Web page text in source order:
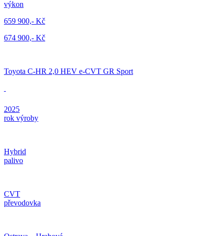
výkon
659 900,- Kč
674 900,- Kč
Toyota C-HR 2,0 HEV e-CVT GR Sport
2025
rok výroby
Hybrid
palivo
CVT
převodovka